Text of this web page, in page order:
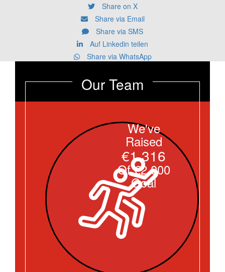
Share on X
Share via Email
Share via SMS
Auf Linkedin teilen
Share via WhatsApp
Our Team
We've
Raised
€1.316
Of €2.000
Goal